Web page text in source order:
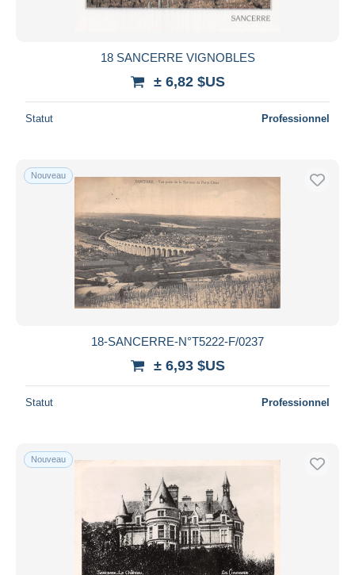
18 SANCERRE VIGNOBLES
± 6,82 $US
Statut Professionnel
Nouveau
18-SANCERRE-N°T5222-F/0237
± 6,93 $US
Statut Professionnel
Nouveau